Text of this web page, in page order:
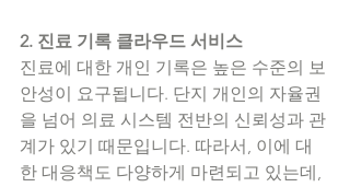
2. 진료 기록 클라우드 서비스
진료에 대한 개인 기록은 높은 수준의 보
안성이 요구됩니다. 단지 개인의 자율권
을 넘어 의료 시스템 전반의 신뢰성과 관
계가 있기 때문입니다. 따라서, 이에 대
한 대응책도 다양하게 마련되고 있는데,